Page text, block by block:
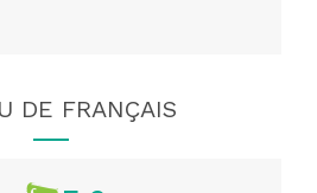
DE FRANÇAIS